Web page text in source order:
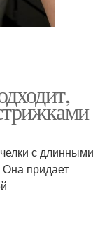
с длинными
придает